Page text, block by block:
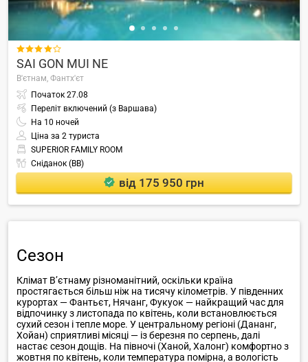

SAI GON MUI NE
В'єтнам, Фантх'єт
Початок 27.08
Переліт включений (з Варшава)
На 10 ночей
Ціна за 2 туриста
SUPERIOR FAMILY ROOM
Сніданок (BB)
від 175 950 грн
Сезон
Клімат В’єтнаму різноманітний, оскільки країна
простягається більш ніж на тисячу кілометрів. У південних
курортах — Фантьєт, Нячанг, Фукуок — найкращий час для
відпочинку з листопада по квітень, коли встановлюється
сухий сезон і тепле море. У центральному регіоні (Дананг,
Хойан) сприятливі місяці — із березня по серпень, далі
настає сезон дощів. На півночі (Ханой, Халонг) комфортно з
жовтня по квітень, коли температура помірна, а вологість